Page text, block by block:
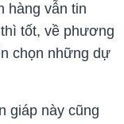
hàng vẫn tin
tốt, về phương
chọn những dự
giáp này cũng